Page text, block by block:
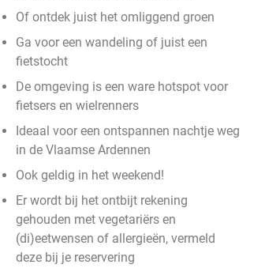
Of ontdek juist het omliggend groen
Ga voor een wandeling of juist een
fietstocht
De omgeving is een ware hotspot voor
fietsers en wielrenners
Ideaal voor een ontspannen nachtje weg
in de Vlaamse Ardennen
Ook geldig in het weekend!
Er wordt bij het ontbijt rekening
gehouden met vegetariërs en
(di)eetwensen of allergieën, vermeld
deze bij je reservering